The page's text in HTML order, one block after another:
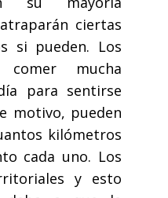
ciertas
si pueden. Los
comer mucha
para sentirse
motivo, pueden
kilómetros
cada uno. Los
y esto